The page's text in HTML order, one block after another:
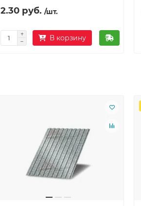
2.30 руб. /шт.
В корзину